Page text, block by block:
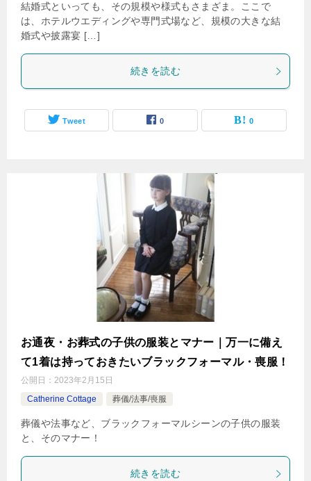
結婚式といっても、その規模や様式もさまざま。ここで
は、ホテルウエディングや専門式場など、規模の大きな結
婚式や披露宴 […]
続きを読む
Tweet 0 0
お通夜・お葬式の子供の服装とマナー｜万一に備え
て1着は持っておきたいブラックフォーマル・喪服！
公開日： 2023年2月15日
Catherine Cottage
葬儀/法事/喪服
葬儀や法事など、ブラックフォーマルシーンの子供の服装
と、そのマナー！
続きを読む